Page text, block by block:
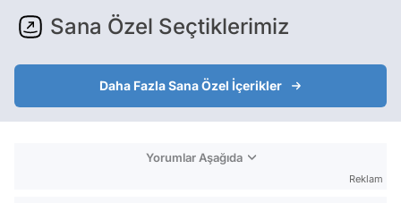
Sana Özel Seçtiklerimiz
Daha Fazla Sana Özel İçerikler
Yorumlar Aşağıda
Reklam